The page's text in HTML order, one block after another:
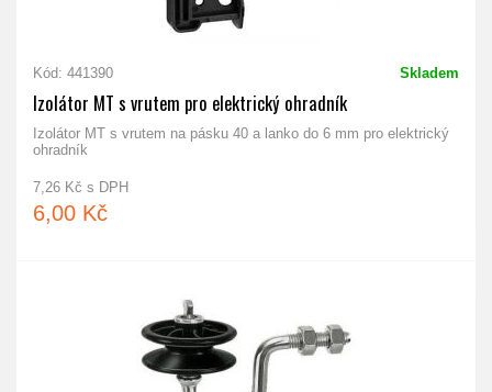
Kód: 441390 Skladem
Izolátor MT s vrutem pro elektrický ohradník
Izolátor MT s vrutem na pásku 40 a lanko do 6 mm pro elektrický
ohradník
7,26 Kč s DPH
6,00 Kč